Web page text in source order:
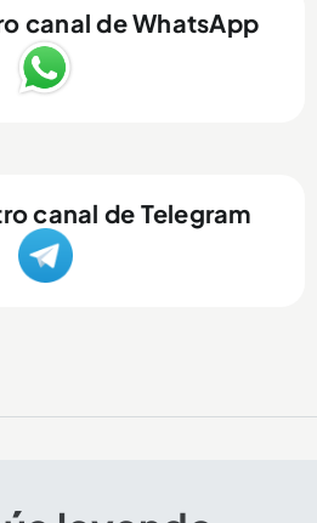
canal de WhatsApp
canal de Telegram